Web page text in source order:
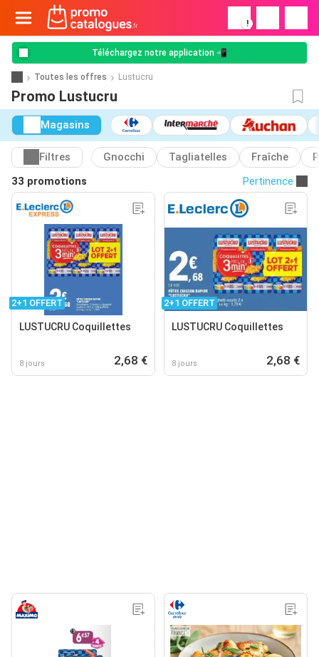
!
Téléchargez notre application 📲
Toutes les offres Lustucru
Promo Lustucru
Magasins
Filtres Gnocchi Tagliatelles Fraîche
33 promotions
Pertinence
2+1 OFFERT
LUSTUCRU Coquillettes
8 jours 2,68 €
2+1 OFFERT
LUSTUCRU Coquillettes
8 jours 2,68 €